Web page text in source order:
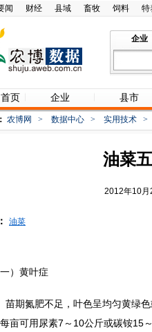
闻 财经 县域 畜牧 饲料 特
企业
页 企业 县市
农博网 > 数据中心 > 实用技术 >
油菜
2012年10月
油菜
黄叶症
氮肥不足，叶色呈均匀黄绿色
亩可用尿素7～10公斤或碳铵15